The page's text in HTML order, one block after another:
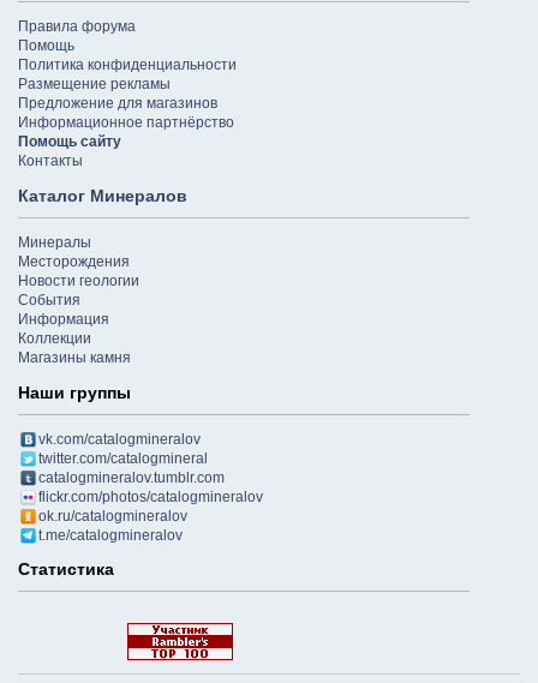
Правила форума
Помощь
Политика конфиденциальности
Размещение рекламы
Предложение для магазинов
Информационное партнёрство
Помощь сайту
Контакты
Каталог Минералов
Минералы
Месторождения
Новости геологии
События
Информация
Коллекции
Магазины камня
Наши группы
vk.com/catalogmineralov
twitter.com/catalogmineral
catalogmineralov.tumblr.com
flickr.com/photos/catalogmineralov
ok.ru/catalogmineralov
t.me/catalogmineralov
Статистика